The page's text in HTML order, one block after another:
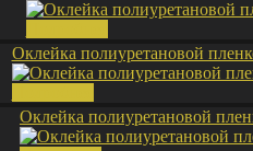
Оклейка полиуретановой
Оклейка полиуретановой